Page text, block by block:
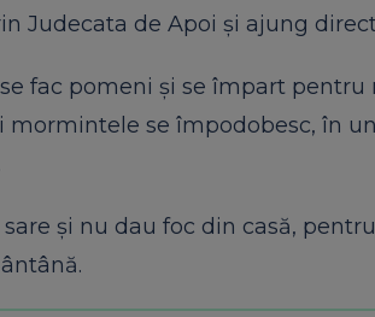
Judecata de Apoi și ajung
fac pomeni și se împart pentru
mormintele se împodobesc, în
și nu dau foc din casă,